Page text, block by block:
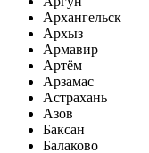
Архангельск
Архыз
Армавир
Артём
Арзамас
Астрахань
Азов
Баксан
Балаково